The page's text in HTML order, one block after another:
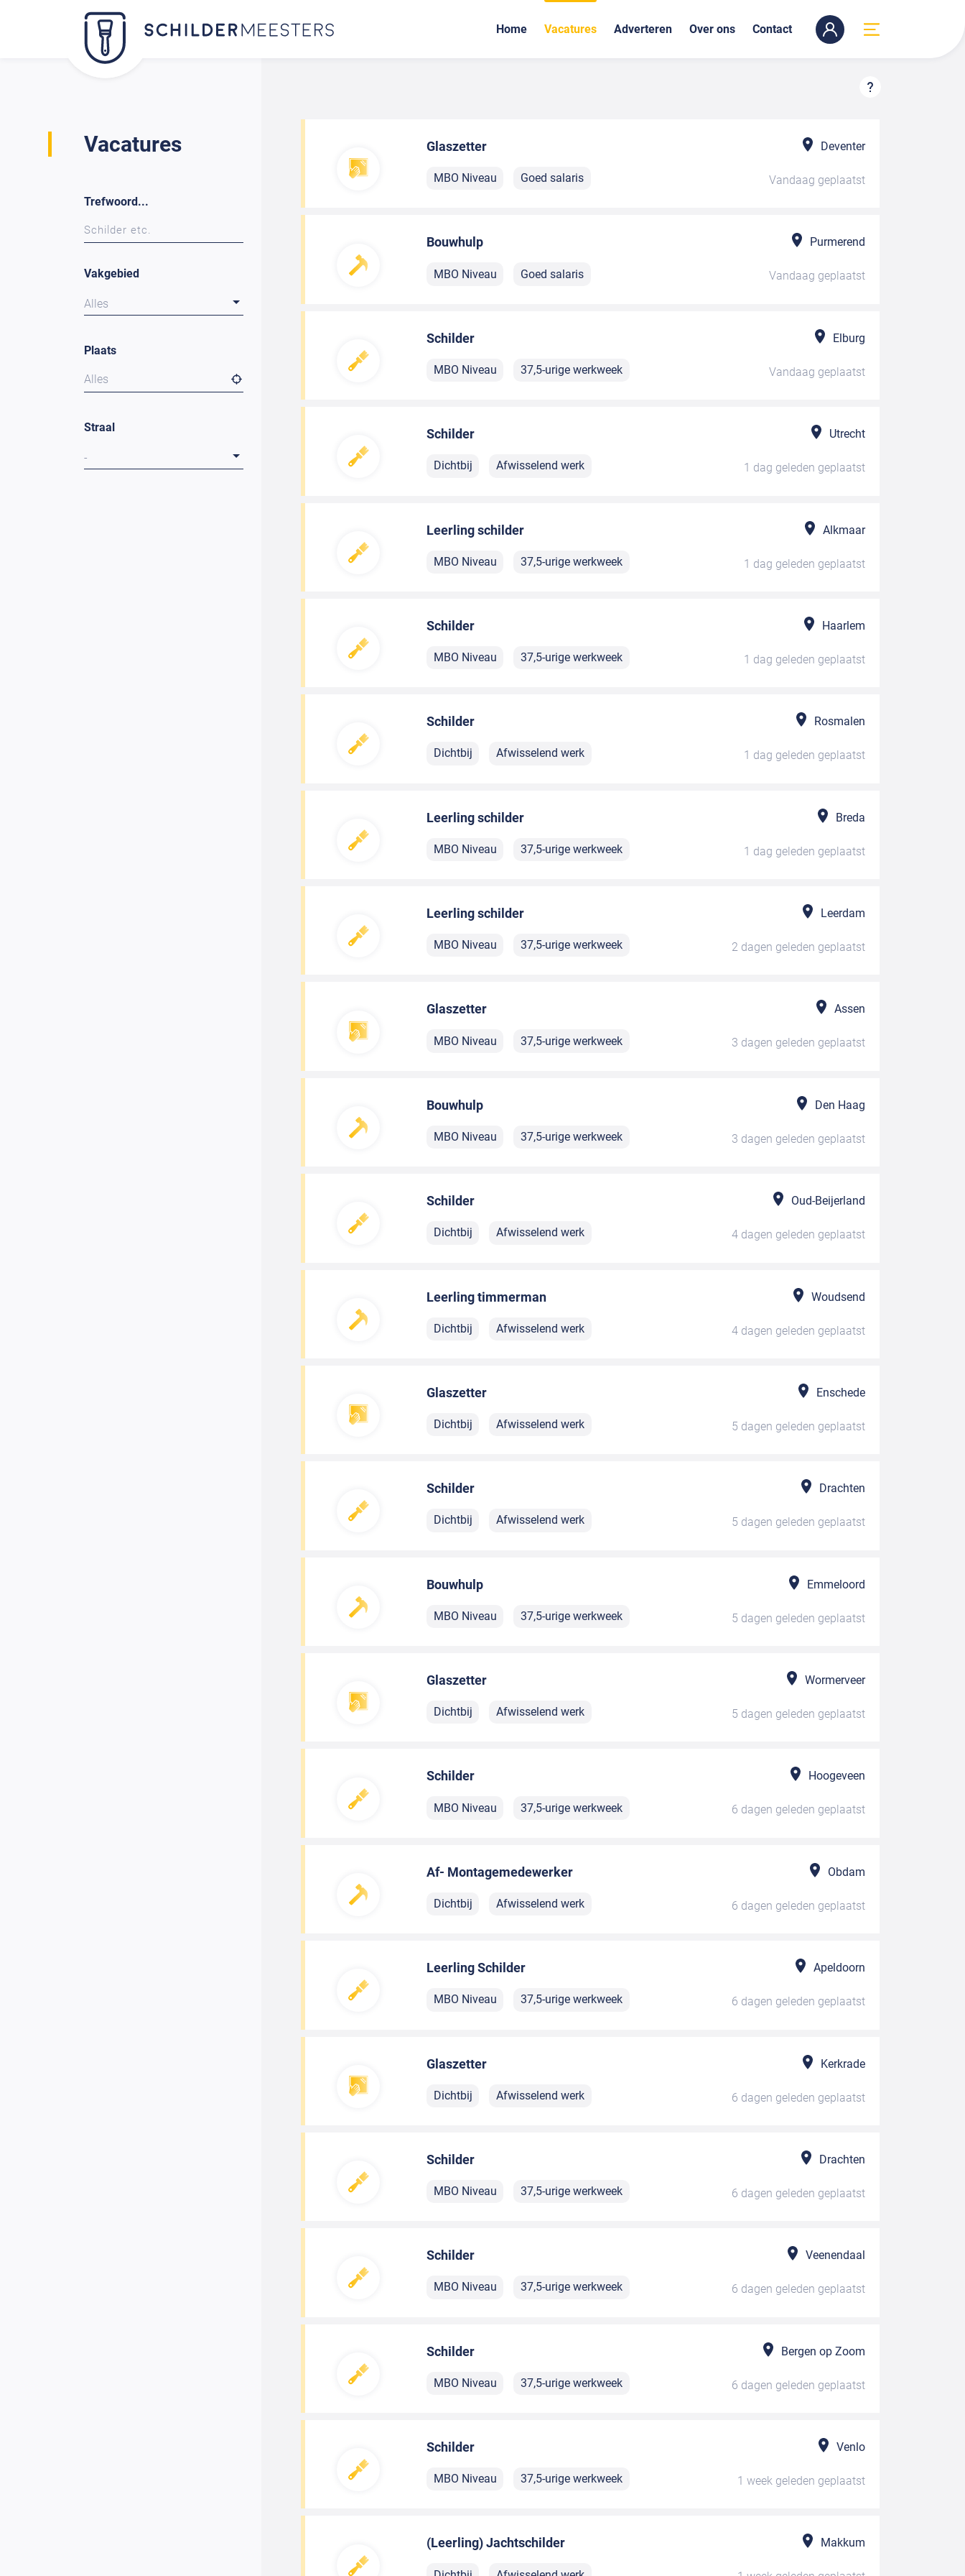
Home Vacatures Adverteren Over ons Contact
Vacatures
Trefwoord...
Vakgebied
Alles
Plaats
Alles
Straal
-
Glaszetter Deventer
MBO Niveau Goed salaris Vandaag geplaatst
Bouwhulp Purmerend
MBO Niveau Goed salaris Vandaag geplaatst
Schilder Elburg
MBO Niveau 37,5-urige werkweek Vandaag geplaatst
Schilder Utrecht
Dichtbij Afwisselend werk 1 dag geleden geplaatst
Leerling schilder Alkmaar
MBO Niveau 37,5-urige werkweek 1 dag geleden geplaatst
Schilder Haarlem
MBO Niveau 37,5-urige werkweek 1 dag geleden geplaatst
Schilder Rosmalen
Dichtbij Afwisselend werk 1 dag geleden geplaatst
Leerling schilder Breda
MBO Niveau 37,5-urige werkweek 1 dag geleden geplaatst
Leerling schilder Leerdam
MBO Niveau 37,5-urige werkweek 2 dagen geleden geplaatst
Glaszetter Assen
MBO Niveau 37,5-urige werkweek 3 dagen geleden geplaatst
Bouwhulp Den Haag
MBO Niveau 37,5-urige werkweek 3 dagen geleden geplaatst
Schilder Oud-Beijerland
Dichtbij Afwisselend werk 4 dagen geleden geplaatst
Leerling timmerman Woudsend
Dichtbij Afwisselend werk 4 dagen geleden geplaatst
Glaszetter Enschede
Dichtbij Afwisselend werk 5 dagen geleden geplaatst
Schilder Drachten
Dichtbij Afwisselend werk 5 dagen geleden geplaatst
Bouwhulp Emmeloord
MBO Niveau 37,5-urige werkweek 5 dagen geleden geplaatst
Glaszetter Wormerveer
Dichtbij Afwisselend werk 5 dagen geleden geplaatst
Schilder Hoogeveen
MBO Niveau 37,5-urige werkweek 6 dagen geleden geplaatst
Af- Montagemedewerker Obdam
Dichtbij Afwisselend werk 6 dagen geleden geplaatst
Leerling Schilder Apeldoorn
MBO Niveau 37,5-urige werkweek 6 dagen geleden geplaatst
Glaszetter Kerkrade
Dichtbij Afwisselend werk 6 dagen geleden geplaatst
Schilder Drachten
MBO Niveau 37,5-urige werkweek 6 dagen geleden geplaatst
Schilder Veenendaal
MBO Niveau 37,5-urige werkweek 6 dagen geleden geplaatst
Schilder Bergen op Zoom
MBO Niveau 37,5-urige werkweek 6 dagen geleden geplaatst
Schilder Venlo
MBO Niveau 37,5-urige werkweek 1 week geleden geplaatst
(Leerling) Jachtschilder Makkum